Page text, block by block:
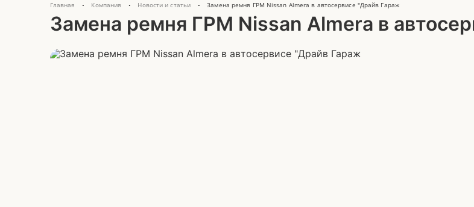
Главная • Компания • Новости и статьи • Замена ремня ГРМ Nissan Almera в автосервисе "Драйв Гараж
Замена ремня ГРМ Nissan Almera в